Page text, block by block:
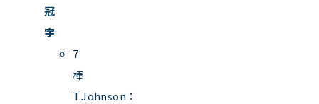
冠
宇
7
棒
T.Johnson：